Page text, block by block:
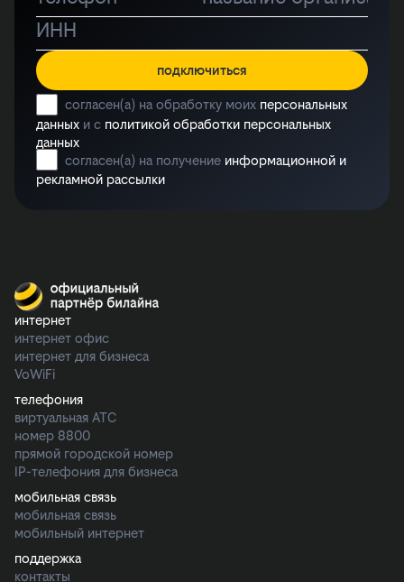
подключиться
согласен(а) на обработку моих персональных
данных и с политикой обработки персональных
данных
согласен(а) на получение информационной и
рекламной рассылки
интернет
интернет офис
интернет для бизнеса
VoWiFi
телефония
виртуальная АТС
номер 8800
прямой городской номер
IP-телефония для бизнеса
мобильная связь
мобильная связь
мобильный интернет
поддержка
контакты